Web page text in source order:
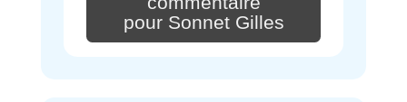
pour Sonnet Gilles